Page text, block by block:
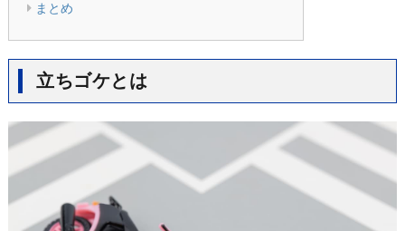
まとめ
立ちゴケとは